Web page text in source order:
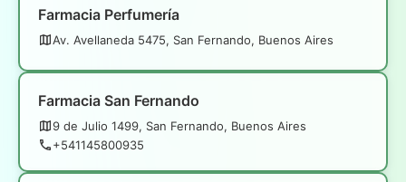
Farmacia Perfumería
Av. Avellaneda 5475, San Fernando, Buenos Aires
Farmacia San Fernando
9 de Julio 1499, San Fernando, Buenos Aires
+541145800935